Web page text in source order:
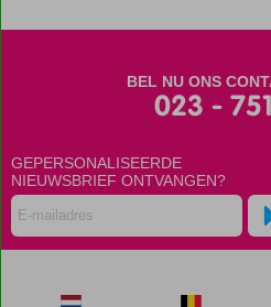
48
maanden
worden
meer
om
BEL NU ONS
023 -
GEPERSONALISEERDE
NIEUWSBRIEF ONTVANGEN?